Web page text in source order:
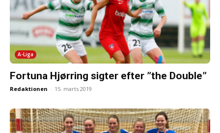
A-Liga
Fortuna Hjørring sigter efter ”the Double”
Redaktionen - 15. marts 2019